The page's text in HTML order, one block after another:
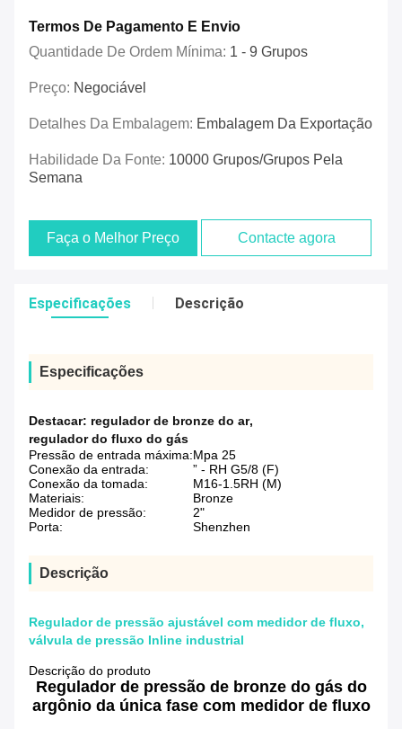
Termos De Pagamento E Envio
Quantidade De Ordem Mínima: 1 - 9 Grupos
Preço: Negociável
Detalhes Da Embalagem: Embalagem Da Exportação
Habilidade Da Fonte: 10000 Grupos/grupos Pela
Semana
Faça o Melhor Preço Contacte agora
Especificações Descrição
Especificações
Destacar: regulador de bronze do ar,
regulador do fluxo do gás
Pressão de entrada máxima:Mpa 25
Conexão da entrada:
” - RH G5/8 (F)
Conexão da tomada:
M16-1.5RH (M)
Materiais:
Bronze
Medidor de pressão:
2"
Porta:
Shenzhen
Descrição
Regulador de pressão ajustável com medidor de fluxo,
válvula de pressão Inline industrial
Descrição do produto
Regulador de pressão de bronze do gás do
argônio da única fase com medidor de fluxo